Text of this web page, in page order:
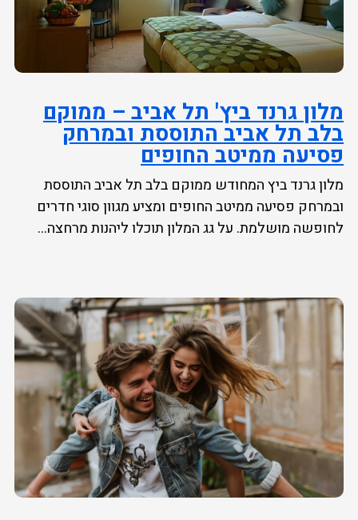
מלון גרנד ביץ' תל אביב – ממוקם
בלב תל אביב התוססת ובמרחק
פסיעה ממיטב החופים
מלון גרנד ביץ המחודש ממוקם בלב תל אביב התוססת
ובמרחק פסיעה ממיטב החופים ומציע מגוון סוגי חדרים
לחופשה מושלמת. על גג המלון תוכלו ליהנות מרחצה...